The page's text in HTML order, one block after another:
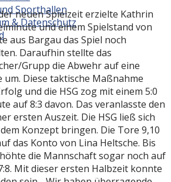
Sporthallen
& Datenschutz
neuen Spielzeit erzielte Kathrin
und einem Spielstand von
aus Bargau das Spiel noch
Daraufhin stellte das
Grupp die Abwehr auf eine
Diese taktische Maßnahme
und die HSG zog mit einem 5:0
auf 8:3 davon. Das veranlasste den
ersten Auszeit. Die HSG ließ sich
Konzept bringen. Die Tore 9,10
das Konto von Lina Heltsche. Bis
die Mannschaft sogar noch auf
Mit dieser ersten Halbzeit konnte